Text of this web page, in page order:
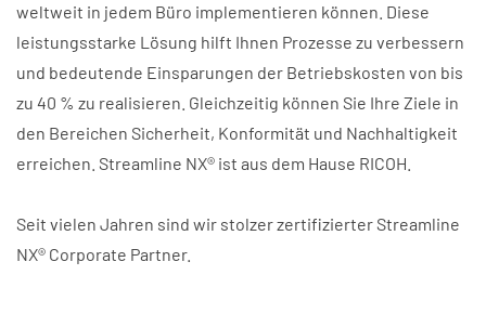
weltweit in jedem Büro implementieren können. Diese
leistungsstarke Lösung hilft Ihnen Prozesse zu verbessern
und bedeutende Einsparungen der Betriebskosten von bis
zu 40 % zu realisieren. Gleichzeitig können Sie Ihre Ziele in
den Bereichen Sicherheit, Konformität und Nachhaltigkeit
erreichen. Streamline NX® ist aus dem Hause RICOH.
Seit vielen Jahren sind wir stolzer zertifizierter Streamline
NX® Corporate Partner.